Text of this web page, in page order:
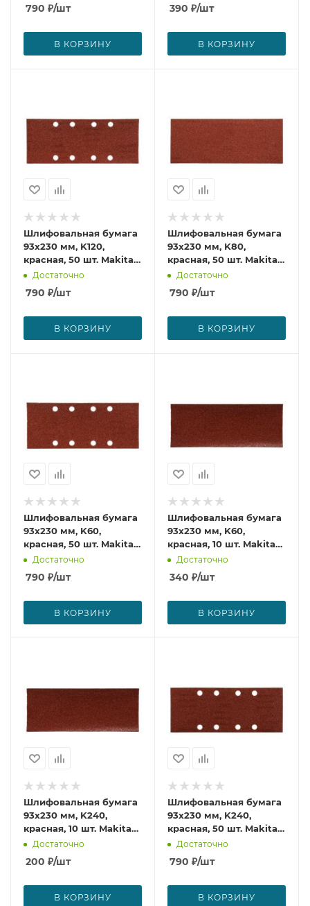
790 ₽/шт
В КОРЗИНУ
390 ₽/шт
В КОРЗИНУ
Шлифовальная бумага
93х230 мм, K120,
красная, 50 шт. Makita
P-36099
Достаточно
790 ₽/шт
В КОРЗИНУ
Шлифовальная бумага
93х230 мм, K80,
красная, 50 шт. Makita
P-36201
Достаточно
790 ₽/шт
В КОРЗИНУ
Шлифовальная бумага
93х230 мм, K60,
красная, 50 шт. Makita
P-36061
Достаточно
790 ₽/шт
В КОРЗИНУ
Шлифовальная бумага
93х230 мм, K60,
красная, 10 шт. Makita
P-32948
Достаточно
340 ₽/шт
В КОРЗИНУ
Шлифовальная бумага
93х230 мм, K240,
красная, 10 шт. Makita
P-36170
Достаточно
200 ₽/шт
В КОРЗИНУ
Шлифовальная бумага
93х230 мм, K240,
красная, 50 шт. Makita
P-36120
Достаточно
790 ₽/шт
В КОРЗИНУ